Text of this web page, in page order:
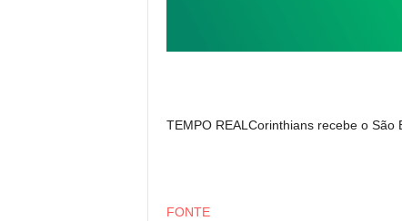
TEMPO REALCorinthians recebe o
FONTE